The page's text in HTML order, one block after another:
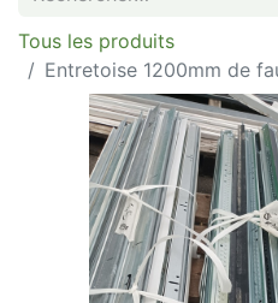
Tous les produits
Entretoise 1200mm de